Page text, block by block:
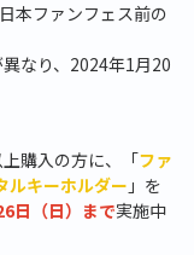
本ファンフェス前の
なり、 2024年1月20
購入の方に、「ファ
ルキーホルダー 」を
日（日）まで実施中